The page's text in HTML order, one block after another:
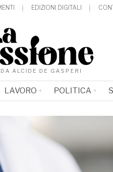
EDIZIONI DIGITALI
ALCIDE DE GASPERI
LAVORO POLITICA